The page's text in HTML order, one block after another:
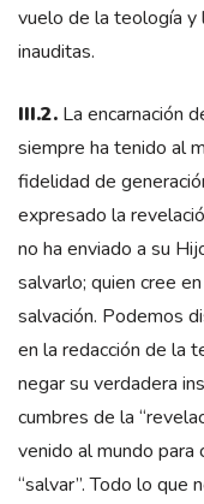
vuelo de la teología y
inauditas.
III.2. La encarnación
siempre ha tenido al
fidelidad de
expresado la
no ha enviado a su
salvarlo; quien cree
salvación. Podemos
en la redacción de la
negar su verdadera
cumbres de la
venido al mundo para
“salvar”. Todo lo que